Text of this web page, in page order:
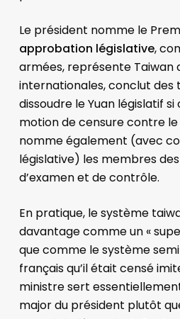
Le président nomme le
approbation législative,
armées, représente Taiwan
internationales, conclut des
dissoudre le Yuan législatif
motion de censure contre
nomme également (avec
législative) les membres des
d’examen et de contrôle.
En pratique, le système
davantage comme un «
que comme le système
français qu’il était censé
ministre sert
major du président plutôt